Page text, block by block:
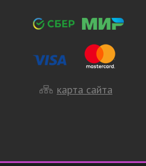
карта сайта